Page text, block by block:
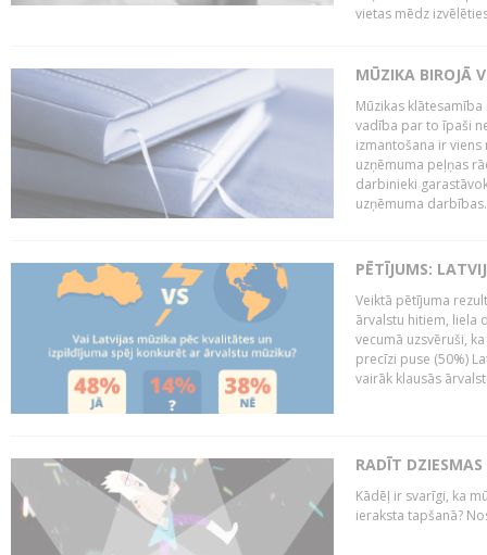
vietas mēdz
MŪZIKA BIROJĀ
Mūzikas
vadība par to īpaši
izmantošana ir
uzņēmuma peļņas
darbinieki
uzņēmuma
PĒTĪJUMS:
Veiktā pētījuma
ārvalstu hitiem, liela
vecumā uzsvēruši,
precīzi puse (50%)
vairāk klausās
RADĪT
Kādēļ ir svarīgi, ka
ieraksta tapšanā?